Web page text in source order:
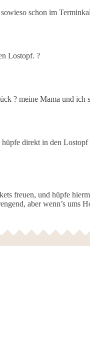
schon im
Lostopf. ?
? meine Mama und
direkt in den
freuen, und hüpfe
aber wenn’s ums